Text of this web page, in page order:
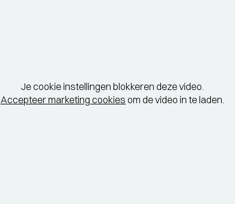
Je cookie instellingen blokkeren deze video.
Accepteer marketing cookies om de video in te laden.